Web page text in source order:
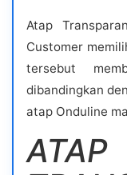
Atap
Customer
tersebut
dibandingkan
atap Onduline
ATAP